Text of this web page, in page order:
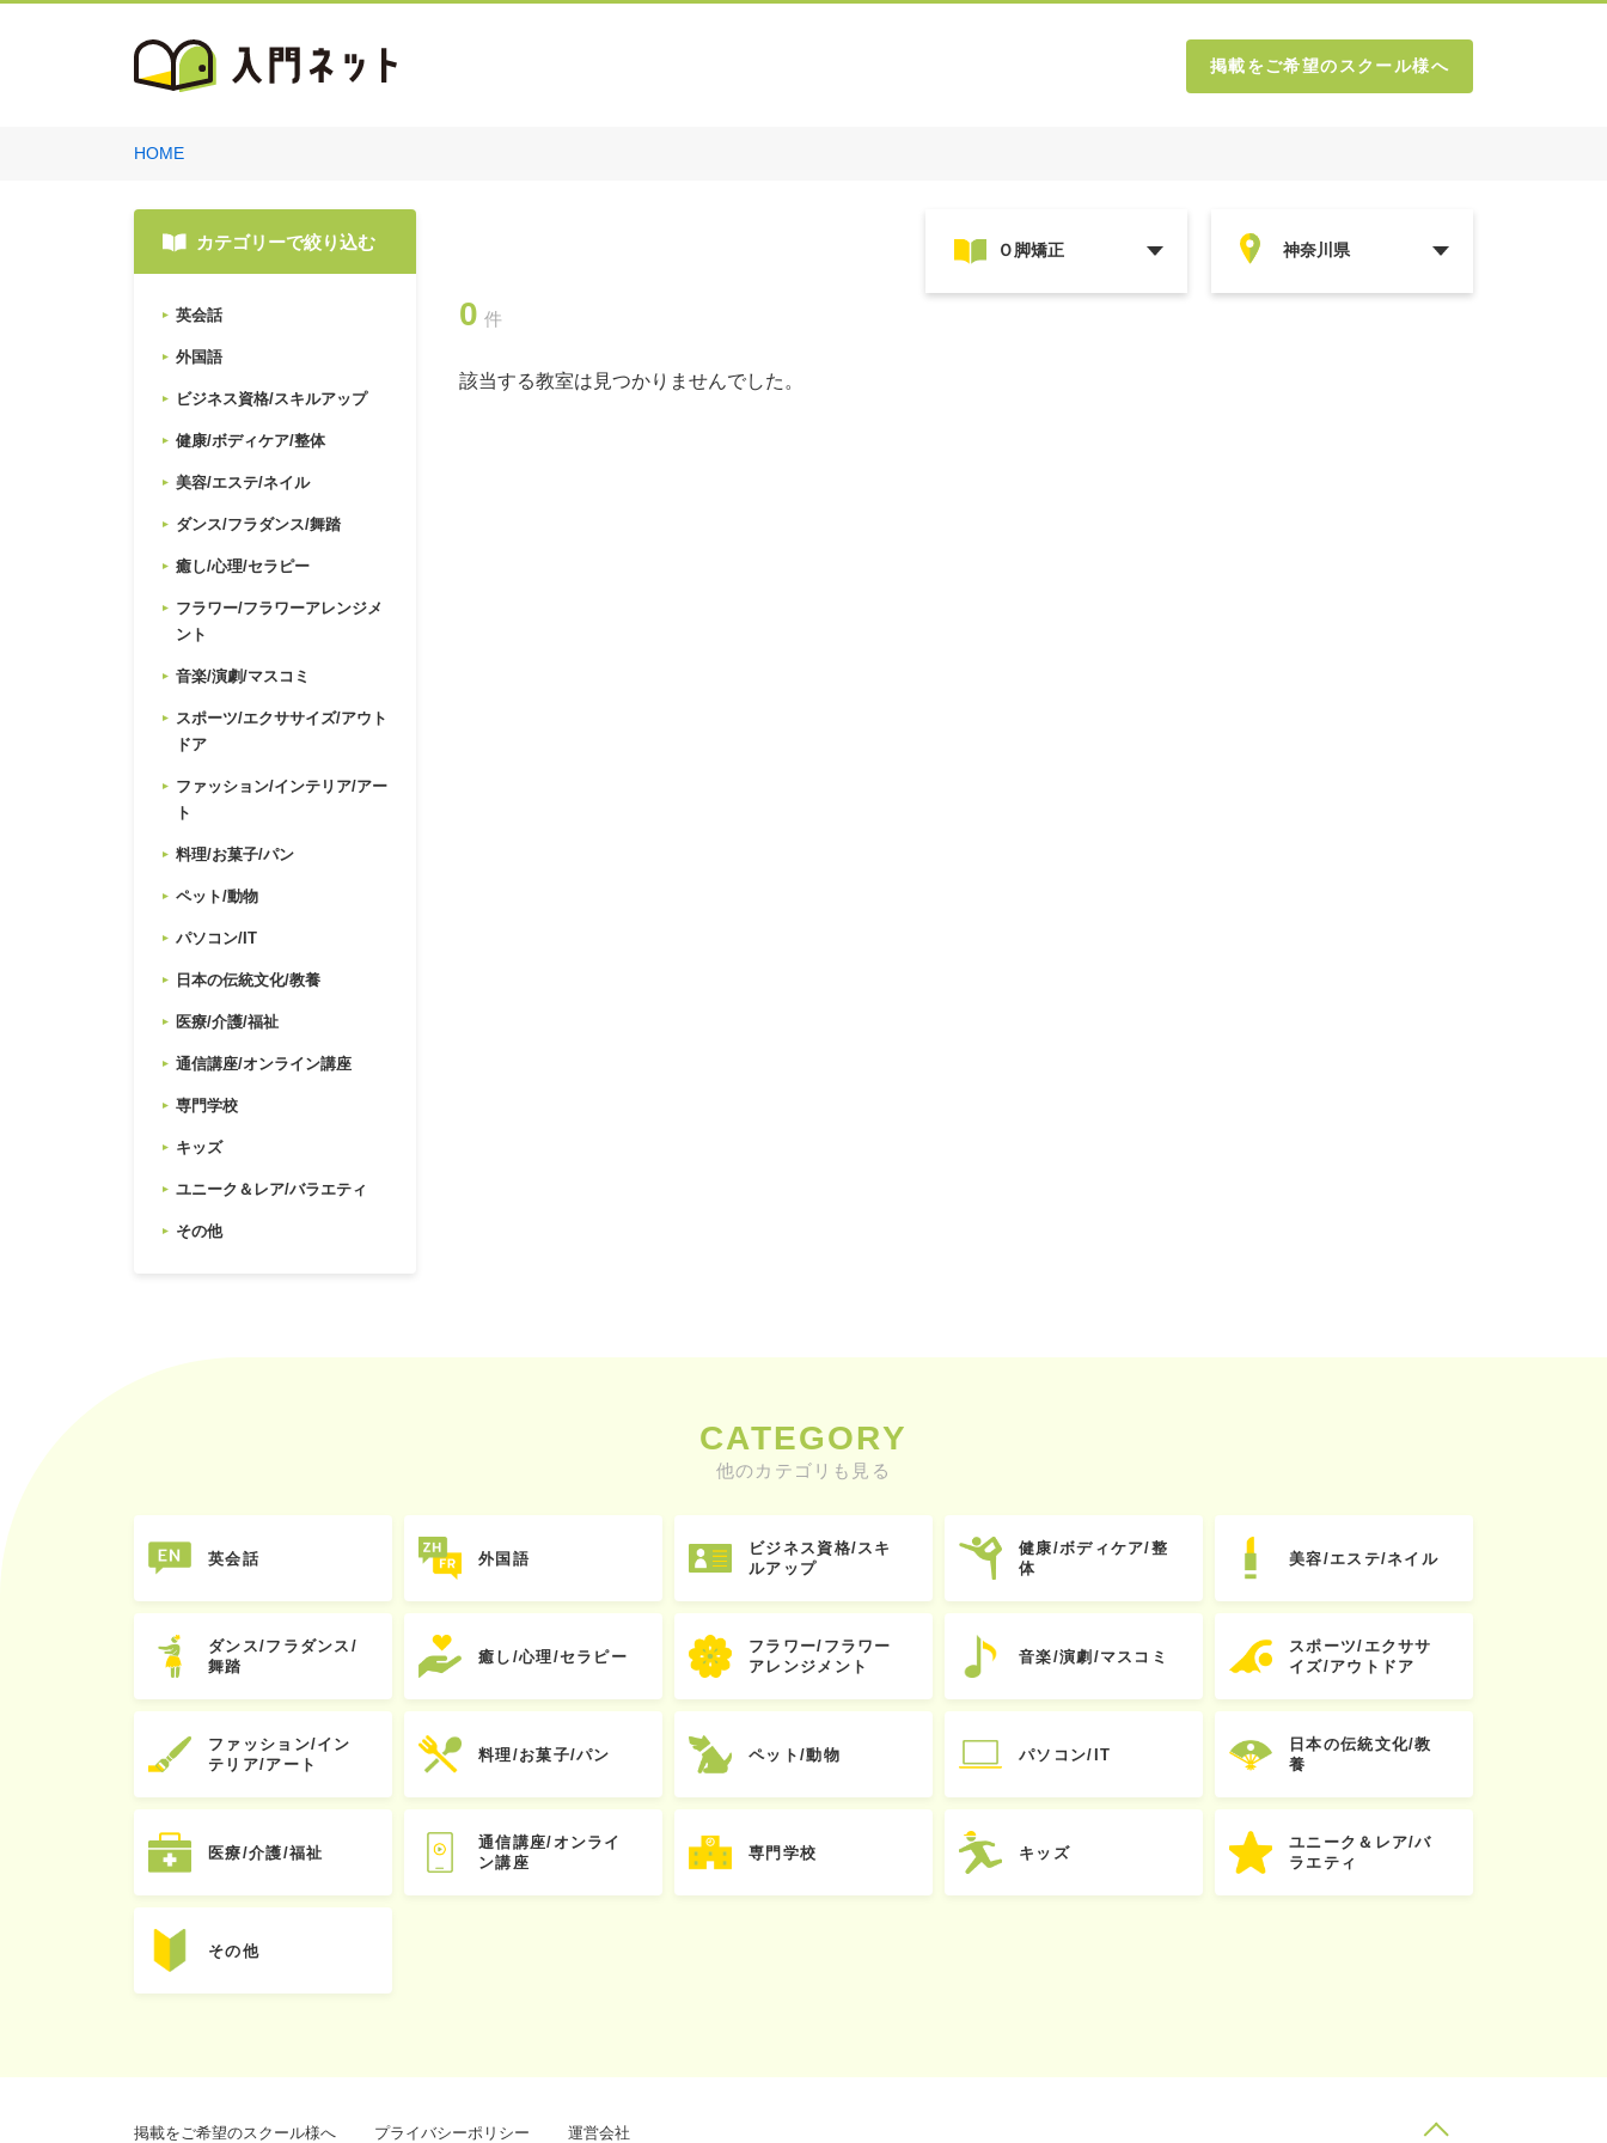
掲載をご希望のスクール様へ
HOME
カテゴリーで絞り込む
英会話
外国語
ビジネス資格/スキルアップ
健康/ボディケア/整体
美容/エステ/ネイル
ダンス/フラダンス/舞踏
癒し/心理/セラピー
フラワー/フラワーアレンジメ
ント
音楽/演劇/マスコミ
スポーツ/エクササイズ/アウト
ドア
ファッション/インテリア/アー
ト
料理/お菓子/パン
ペット/動物
パソコン/IT
日本の伝統文化/教養
医療/介護/福祉
通信講座/オンライン講座
専門学校
キッズ
ユニーク＆レア/バラエティ
その他
0 件
該当する教室は見つかりませんでした。
CATEGORY
他のカテゴリも見る
英会話 外国語
ビジネス資格/スキ
ルアップ
健康/ボディケア/整
体
美容/エステ/ネイル
ダンス/フラダンス/
舞踏
癒し/心理/セラピー
フラワー/フラワー
アレンジメント
音楽/演劇/マスコミ
スポーツ/エクササ
イズ/アウトドア
ファッション/イン
テリア/アート
料理/お菓子/パン ペット/動物 パソコン/IT
日本の伝統文化/教
養
医療/介護/福祉
通信講座/オンライ
ン講座
専門学校 キッズ
ユニーク＆レア/バ
ラエティ
その他
掲載をご希望のスクール様へ プライバシーポリシー 運営会社